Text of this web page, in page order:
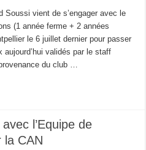
Soussi vient de s’engager avec le
(1 année ferme + 2 années
le 6 juillet dernier pour passer
validés par le staff
du club …
l’Equipe de
la CAN